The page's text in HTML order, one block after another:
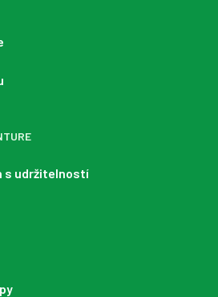
s udržitelností